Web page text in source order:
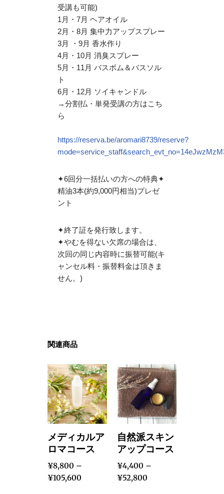
受講も可能)
1月・7月 ヘアオイル
2月・8月 集中力アップスプレー
3月 ・9月 香水作り
4月・10月 消臭スプレー
5月・11月 バスボム＆バスソル
ト
6月・12月 ソイキャンドル
→分割払・単発受講の方はこち
ら
https://reserva.be/aromari8739/reserve?
✦6回分一括払いの方への特典✦
精油3本(約9,000円相当)プレゼ
ント
✦終了証を発行致します。
✦やむを得ない欠席の場合は、
次回の同じ内容時に振替可能(キ
ャンセル料・振替料金は頂きま
せん。)
関連商品
メディカルア
ロマコース
¥8,800 –
¥105,600
自然派スキン
アップコース
¥4,400 –
¥52,800